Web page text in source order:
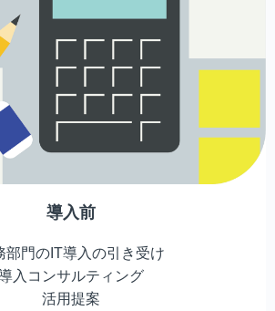
導入前
部門のIT導入の引き受け
入コンサルティング
活用提案